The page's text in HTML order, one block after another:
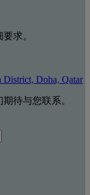
求。
District, Doha, Qatar
待与您联系。